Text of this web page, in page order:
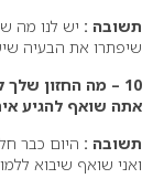
תשובה : יש לנו מה
שיפתרו את הבעיה
10 – מה החזון
אתה שואף להגיע
תשובה : היום כבר
ואני שואף שיבוא